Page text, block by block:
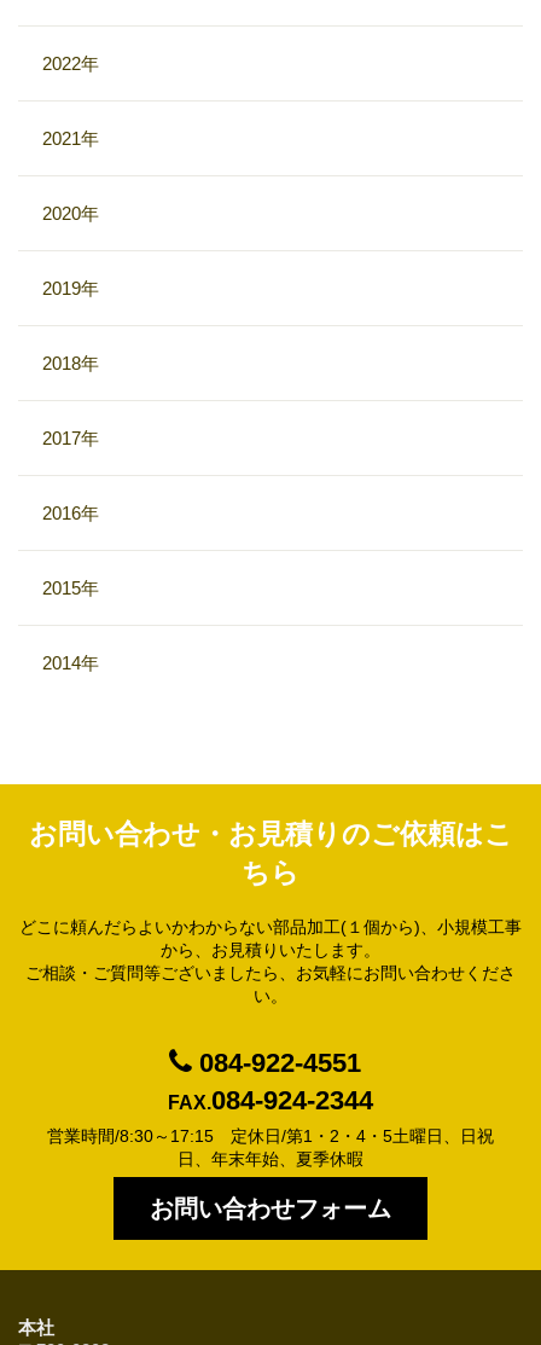
2022年
2021年
2020年
2019年
2018年
2017年
2016年
2015年
2014年
お問い合わせ・お見積りのご依頼はこ
ちら
どこに頼んだらよいかわからない部品加工(１個から)、小規模工事
から、お見積りいたします。
ご相談・ご質問等ございましたら、お気軽にお問い合わせくださ
い。
084-922-4551
FAX.084-924-2344
営業時間/8:30～17:15 定休日/第1・2・4・5土曜日、日祝
日、年末年始、夏季休暇
お問い合わせフォーム
本社